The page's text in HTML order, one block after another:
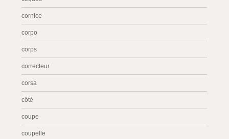
cornice
corpo
corps
correcteur
corsa
côté
coupe
coupelle